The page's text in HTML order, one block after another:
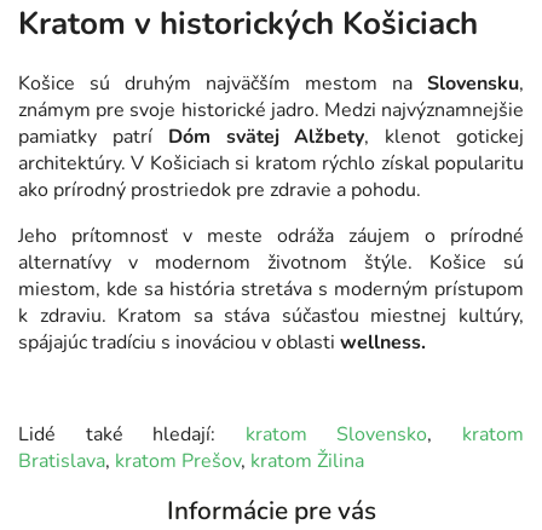
Kratom v historických Košiciach
Košice sú druhým najväčším mestom na Slovensku,
známym pre svoje historické jadro. Medzi najvýznamnejšie
pamiatky patrí Dóm svätej Alžbety, klenot gotickej
architektúry. V Košiciach si kratom rýchlo získal popularitu
ako prírodný prostriedok pre zdravie a pohodu.
Jeho prítomnosť v meste odráža záujem o prírodné
alternatívy v modernom životnom štýle. Košice sú
miestom, kde sa história stretáva s moderným prístupom
k zdraviu. Kratom sa stáva súčasťou miestnej kultúry,
spájajúc tradíciu s inováciou v oblasti wellness.
Lidé také hledají: kratom Slovensko, kratom
Bratislava, kratom Prešov, kratom Žilina
Informácie pre vás